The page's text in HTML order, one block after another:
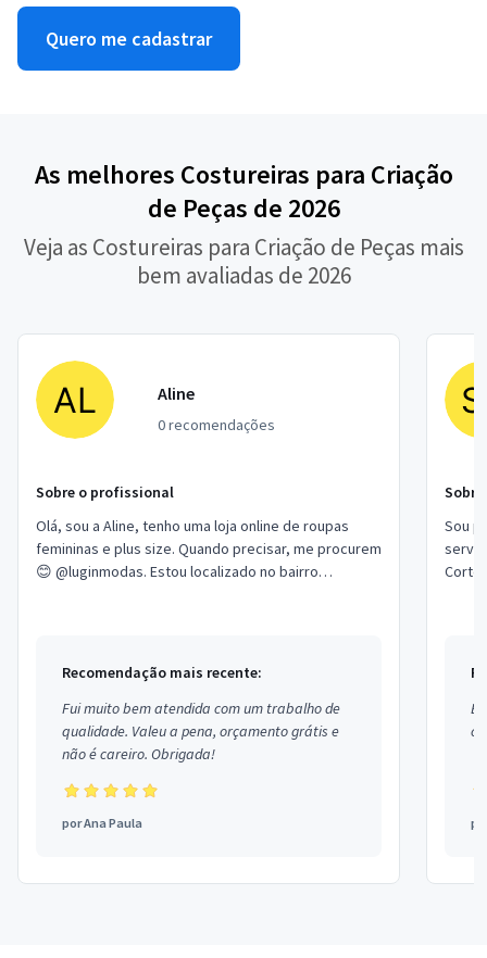
Quero me cadastrar
As melhores Costureiras para Criação
de Peças de 2026
Veja as Costureiras para Criação de Peças mais
bem avaliadas de 2026
Aline
0 recomendações
Sobre o profissional
Olá, sou a Aline, tenho uma loja online de roupas
femininas e plus size. Quando precisar, me procurem
😊 @luginmodas. Estou localizado no bairro
Recomendação mais recente:
Fui muito bem atendida com um trabalho de
qualidade. Valeu a pena, orçamento grátis e
não é careiro. Obrigada!
porAna Paula
Sou
Corte